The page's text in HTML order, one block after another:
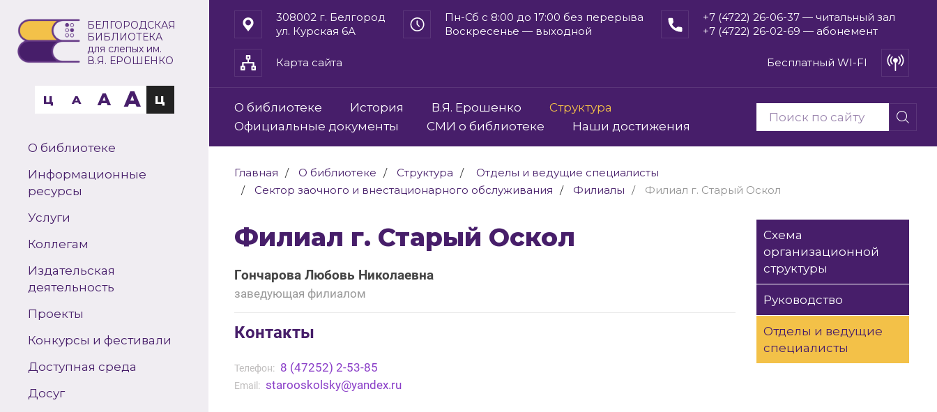
БЕЛГОРОДСКАЯ
БИБЛИОТЕКА
для слепых им.
В.Я. ЕРОШЕНКО
Ц A A A Ц
О библиотеке
Информационные
ресурсы
Услуги
Коллегам
Издательская
деятельность
Проекты
Конкурсы и фестивали
Доступная среда
Досуг
308002 г. Белгород
ул. Курская 6А
Пн-Сб с 8:00 до 17:00 без перерыва
Воскресенье — выходной
+7 (4722) 26-06-37 — читальный зал
+7 (4722) 26-02-69 — абонемент
Карта сайта Бесплатный WI-FI
О библиотеке История В.Я. Ерошенко
Структура
Официальные документы
СМИ о библиотеке Наши достижения
Главная О библиотеке Структура
Отделы и ведущие специалисты
Сектор заочного и внестационарного обслуживания
Филиалы Филиал г. Старый Оскол
Филиал г. Старый Оскол
Гончарова Любовь Николаевна
заведующая филиалом
Контакты
Телефон: 8 (47252) 2-53-85
Email: starooskolsky@yandex.ru
Схема
организационной
структуры
Руководство
Отделы и ведущие
специалисты